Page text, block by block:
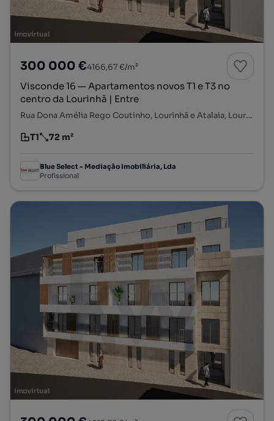
300 000 €4166,67 €/m²
Visconde 16 — Apartamentos novos T1 e T3 no
centro da Lourinhã | Entre
Rua Dona Amélia Rego Coutinho, Lourinhã e Atalaia, Lourinhã, Lisboa
Tipologia
T1
Preço por metro quadrado
72 m²
Blue Select - Mediação Imobiliária, Lda
Profissional